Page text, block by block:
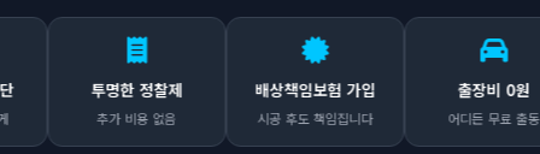
투명한 정찰제
추가 비용 없음
배상책임보험 가입
시공 후도 책임집니다
출장비 0원
어디든 무료 출동